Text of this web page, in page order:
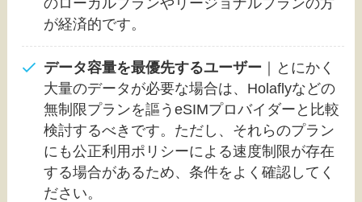
のローカルプランやリージョナルプランの方
が経済的です。
データ容量を最優先するユーザー ｜とにかく
大量のデータが必要な場合は、Holaflyなどの
無制限プランを謳うeSIMプロバイダーと比較
検討するべきです。ただし、それらのプラン
にも公正利用ポリシーによる速度制限が存在
する場合があるため、条件をよく確認してく
ださい。